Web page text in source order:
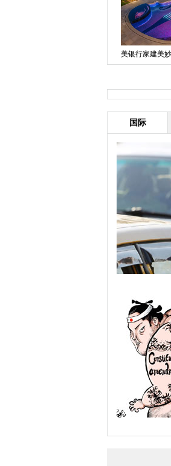
美银行家建美
泳、泛舟
国际
伊拉克